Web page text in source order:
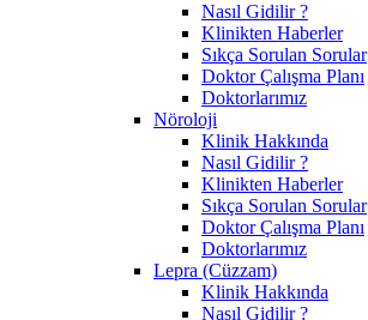
Nasıl Gidilir ?
Klinikten Haberler
Sıkça Sorulan Sorular
Doktor Çalışma Planı
Doktorlarımız
Nöroloji
Klinik Hakkında
Nasıl Gidilir ?
Klinikten Haberler
Sıkça Sorulan Sorular
Doktor Çalışma Planı
Doktorlarımız
Lepra (Cüzzam)
Klinik Hakkında
Nasıl Gidilir ?